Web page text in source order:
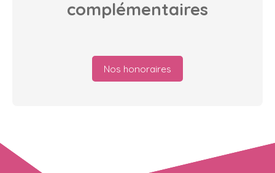
complémentaires
Nos honoraires